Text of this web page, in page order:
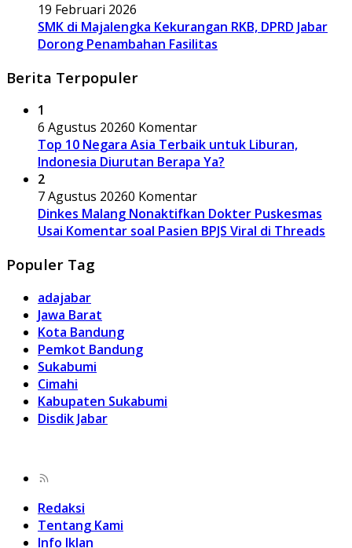
19 Februari 2026
SMK di Majalengka Kekurangan RKB, DPRD Jabar
Dorong Penambahan Fasilitas
Berita Terpopuler
1
6 Agustus 20260 Komentar
Top 10 Negara Asia Terbaik untuk Liburan,
Indonesia Diurutan Berapa Ya?
2
7 Agustus 20260 Komentar
Dinkes Malang Nonaktifkan Dokter Puskesmas
Usai Komentar soal Pasien BPJS Viral di Threads
Populer Tag
adajabar
Jawa Barat
Kota Bandung
Pemkot Bandung
Sukabumi
Cimahi
Kabupaten Sukabumi
Disdik Jabar
Redaksi
Tentang Kami
Info Iklan